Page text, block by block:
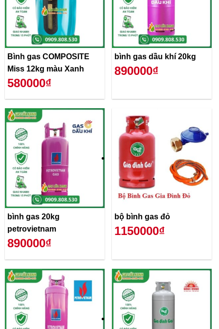
Bình gas COMPOSITE
Miss 12kg màu Xanh
580000₫
bình gas dầu khí 20kg
890000₫
bình gas 20kg
petrovietnam
890000₫
bộ bình gas đỏ
1150000₫